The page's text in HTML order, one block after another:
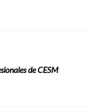
de CESM